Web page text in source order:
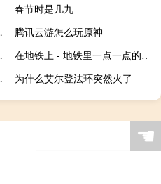
春节时是几九
清洗
腾讯云游怎么玩原神
洗干净
在地铁上 - 地铁里一点一点的进入有反应
事吗
为什么艾尔登法环突然火了
☚